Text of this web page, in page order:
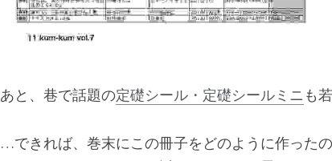
あと、巷で話題の定礎シール・定礎シールミニ も
…できれば、巻末にこの冊子をどのように作った